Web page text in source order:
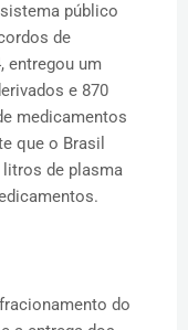
público
de
entregou um
e 870
medicamentos
que o Brasil
litros de plasma
do